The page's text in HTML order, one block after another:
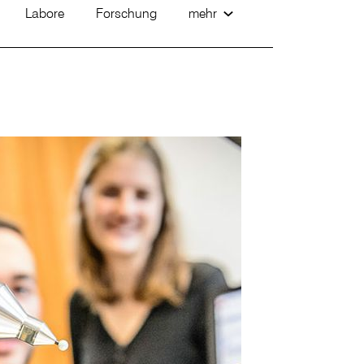
Labore Forschung mehr